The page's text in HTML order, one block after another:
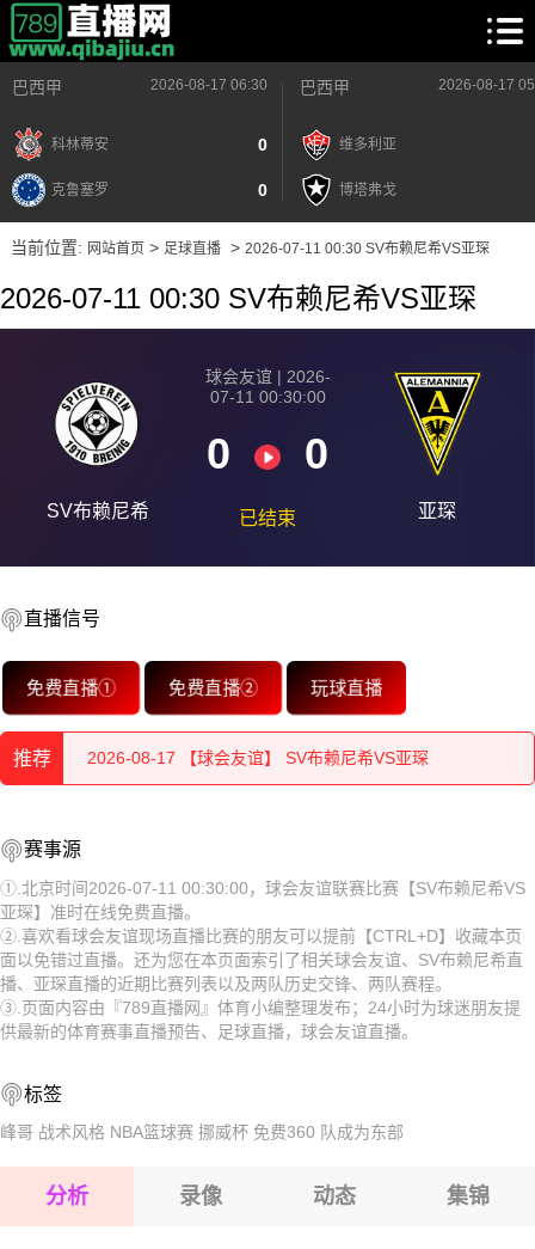
巴西甲 2026-08-17 06:30
科林蒂安 0
克鲁塞罗 0
巴西甲 2026-08-17
维多利亚
博塔弗戈
当前位置: 网站首页> 足球直播> 2026-07-11 00:30 SV布赖尼希VS亚琛
2026-07-11 00:30 SV布赖尼希VS亚琛
SV布赖尼希
球会友谊 | 2026-
07-11 00:30:00
0 0
已结束 亚琛
直播信号
免费直播① 免费直播② 玩球直播
推荐
2026-08-17 【球会友谊】 SV布赖尼希VS亚琛
2026-08-17 【球会友谊】 SV布赖尼希VS亚琛
2026-08-17 【球会友谊】 SV布赖尼希VS亚琛
2026-08-17 【球会友谊】 SV布赖尼希VS亚琛
2026-08-17 【球会友谊】 SV布赖尼希VS亚琛
2026-08-17 【球会友谊】 SV布赖尼希VS亚琛
2026-08-17 【球会友谊】 SV布赖尼希VS亚琛
2026-08-17 【球会友谊】 SV布赖尼希VS亚琛
2026-08-17 【球会友谊】 SV布赖尼希VS亚琛
赛事源
①.北京时间2026-07-11 00:30:00，球会友谊联赛比赛【SV布赖尼希VS
亚琛】准时在线免费直播。
②.喜欢看球会友谊现场直播比赛的朋友可以提前【CTRL+D】收藏本页
面以免错过直播。还为您在本页面索引了相关球会友谊、SV布赖尼希直
播、亚琛直播的近期比赛列表以及两队历史交锋、两队赛程。
③.页面内容由『789直播网』体育小编整理发布；24小时为球迷朋友提
供最新的体育赛事直播预告、足球直播，球会友谊直播。
标签
峰哥 战术风格 NBA篮球赛 挪威杯 免费360 队成为东部
分析 录像 动态 集锦